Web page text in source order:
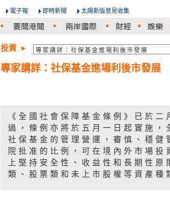
電子報 即時新聞 太陽新版意見收集
投資
專家講詳：社保基金進場利後市發展
《全國社會保障基金條例》已於
過，條例亦將於五月一日起實施，
社保基金的管理營運，審慎、穩健
院批准的比例，可在境內外市場
上堅持安全性、收益性和長期性
類、股票類和未上市股權等資產種